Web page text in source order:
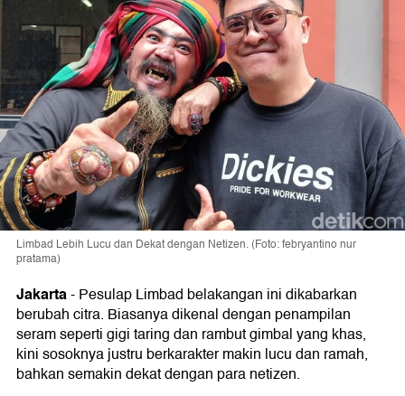
Limbad Lebih Lucu dan Dekat dengan Netizen. (Foto: febryantino nur
pratama)
Jakarta-Pesulap Limbad belakangan ini dikabarkan
berubah citra. Biasanya dikenal dengan penampilan
seram seperti gigi taring dan rambut gimbal yang khas,
kini sosoknya justru berkarakter makin lucu dan ramah,
bahkan semakin dekat dengan para netizen.